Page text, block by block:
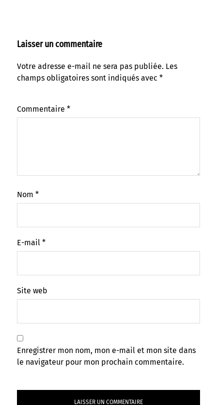
Laisser un commentaire
Votre adresse e-mail ne sera pas publiée. Les
champs obligatoires sont indiqués avec *
Commentaire *
Nom *
E-mail *
Site web
Enregistrer mon nom, mon e-mail et mon site dans
le navigateur pour mon prochain commentaire.